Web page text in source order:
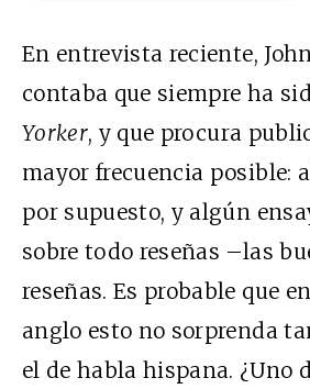
En entrevista reciente,
contaba que siempre ha
Yorker, y que procura
mayor frecuencia posible:
por supuesto, y algún
sobre todo reseñas –las
reseñas. Es probable que
anglo esto no sorprenda
el de habla hispana. ¿Uno